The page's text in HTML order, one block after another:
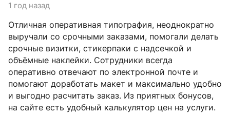
1 год назад
Отличная оперативная типография, неоднократно
выручали со срочными заказами, помогали делать
срочные визитки, стикерпаки с надсечкой и
объёмные наклейки. Сотрудники всегда
оперативно отвечают по электронной почте и
помогают доработать макет и максимально удобно
и выгодно расчитать заказ. Из приятных бонусов,
на сайте есть удобный калькулятор цен на услуги.